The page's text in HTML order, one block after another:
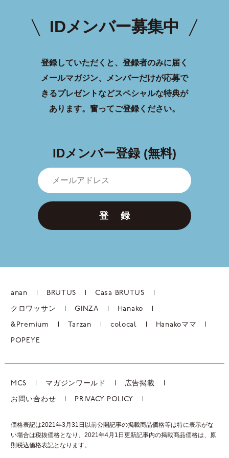
IDメンバー募集中
登録していただくと、登録者のみに届く
メールマガジン、メンバーだけが応募で
きるプレゼントなどスペシャルな特典が
あります。 奮ってご登録ください。
IDメンバー登録 (無料)
登 録
anan BRUTUS Casa BRUTUS
クロワッサン GINZA Hanako
&Premium Tarzan colocal Hanakoママ
POPEYE
MCS マガジンワールド 広告掲載
お問い合わせ PRIVACY POLICY
価格表記は2021年3月31日以前公開記事の掲載商品価格等は特に表示がな
い場合は税抜価格となり、2021年4月1日更新記事内の掲載商品価格は、 原
則税込価格表記となります。